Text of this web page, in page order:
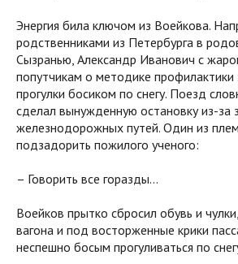
Энергия била ключом из Воейкова.
родственниками из Петербурга в
Сызранью, Александр Иванович с
попутчикам о методике профилактики
прогулки босиком по снегу. Поезд
сделал вынужденную остановку из-за
железнодорожных путей. Один из
подзадорить пожилого ученого:
– Говорить все горазды…
Воейков прытко сбросил обувь и
вагона и под восторженные крики
неспешно босым прогуливаться по